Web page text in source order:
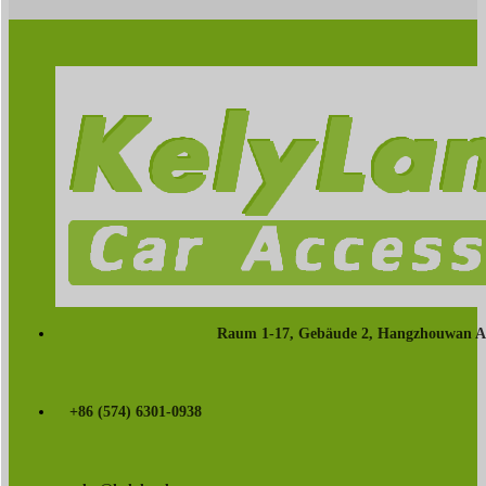
Raum 1-17, Gebäude 2,
+86 (574) 6301-0938